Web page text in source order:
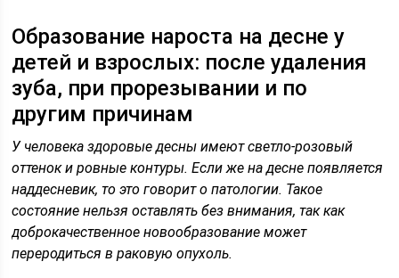
Образование нароста на десне у
детей и взрослых: после удаления
зуба, при прорезывании и по
другим причинам
У человека здоровые десны имеют светло-розовый
оттенок и ровные контуры. Если же на десне появляется
наддесневик, то это говорит о патологии. Такое
состояние нельзя оставлять без внимания, так как
доброкачественное новообразование может
переродиться в раковую опухоль.